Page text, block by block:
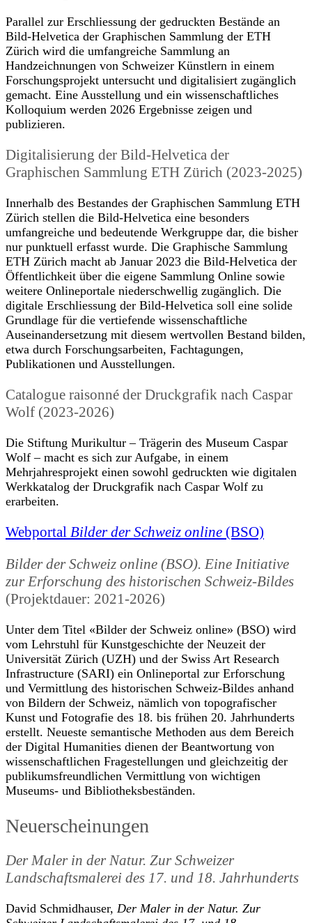
Parallel zur Erschliessung der gedruckten Bestände an
Bild-Helvetica der Graphischen Sammlung der ETH
Zürich wird die umfangreiche Sammlung an
Handzeichnungen von Schweizer Künstlern in einem
Forschungsprojekt untersucht und digitalisiert zugänglich
gemacht. Eine Ausstellung und ein wissenschaftliches
Kolloquium werden 2026 Ergebnisse zeigen und
publizieren.
Digitalisierung der Bild-Helvetica der
Graphischen Sammlung ETH Zürich (2023-2025)
Innerhalb des Bestandes der Graphischen Sammlung ETH
Zürich stellen die Bild-Helvetica eine besonders
umfangreiche und bedeutende Werkgruppe dar, die bisher
nur punktuell erfasst wurde. Die Graphische Sammlung
ETH Zürich macht ab Januar 2023 die Bild-Helvetica der
Öffentlichkeit über die eigene Sammlung Online sowie
weitere Onlineportale niederschwellig zugänglich. Die
digitale Erschliessung der Bild-Helvetica soll eine solide
Grundlage für die vertiefende wissenschaftliche
Auseinandersetzung mit diesem wertvollen Bestand bilden,
etwa durch Forschungsarbeiten, Fachtagungen,
Publikationen und Ausstellungen.
Catalogue raisonné der Druckgrafik nach Caspar
Wolf (2023-2026)
Die Stiftung Murikultur – Trägerin des Museum Caspar
Wolf – macht es sich zur Aufgabe, in einem
Mehrjahresprojekt einen sowohl gedruckten wie digitalen
Werkkatalog der Druckgrafik nach Caspar Wolf zu
erarbeiten.
Webportal Bilder der Schweiz online (BSO)
Bilder der Schweiz online (BSO). Eine Initiative
zur Erforschung des historischen Schweiz-Bildes
(Projektdauer: 2021-2026)
Unter dem Titel «Bilder der Schweiz online» (BSO) wird
vom Lehrstuhl für Kunstgeschichte der Neuzeit der
Universität Zürich (UZH) und der Swiss Art Research
Infrastructure (SARI) ein Onlineportal zur Erforschung
und Vermittlung des historischen Schweiz-Bildes anhand
von Bildern der Schweiz, nämlich von topografischer
Kunst und Fotografie des 18. bis frühen 20. Jahrhunderts
erstellt. Neueste semantische Methoden aus dem Bereich
der Digital Humanities dienen der Beantwortung von
wissenschaftlichen Fragestellungen und gleichzeitig der
publikumsfreundlichen Vermittlung von wichtigen
Museums- und Bibliotheksbeständen.
Neuerscheinungen
Der Maler in der Natur. Zur Schweizer
Landschaftsmalerei des 17. und 18. Jahrhunderts
David Schmidhauser, Der Maler in der Natur. Zur